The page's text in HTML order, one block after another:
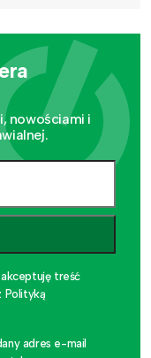
nowościami i
akceptuję treść
Polityką
adres e-mail